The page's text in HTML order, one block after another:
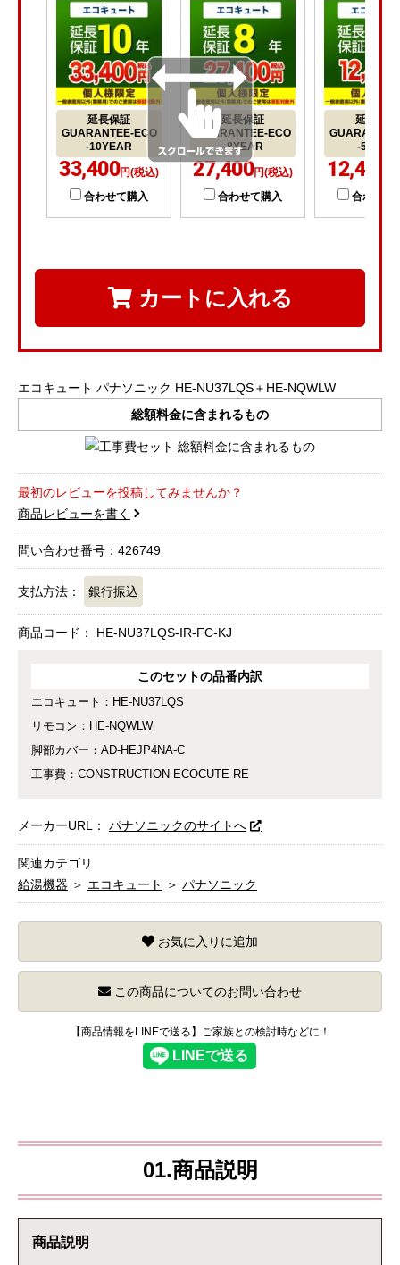
延長保証
GUARANTEE-ECO
-10YEAR
33,400円(税込)
合わせて購入
延長保証
GUARANTEE-ECO
-8YEAR
27,400円(税込)
合わせて購入
延長保証
-5YEAR
12,400
合わせて
カートに入れる
エコキュート パナソニック HE-NU37LQS＋HE-NQWLW
総額料金に含まれるもの
最初のレビューを投稿してみませんか？
商品レビューを書く
問い合わせ番号：426749
支払方法： 銀行振込
商品コード： HE-NU37LQS-IR-FC-KJ
このセットの品番内訳
エコキュート：HE-NU37LQS
リモコン：HE-NQWLW
脚部カバー：AD-HEJP4NA-C
工事費：CONSTRUCTION-ECOCUTE-RE
メーカーURL： パナソニックのサイトへ
関連カテゴリ
給湯機器 ＞ エコキュート ＞ パナソニック
お気に入りに追加
この商品についてのお問い合わせ
【商品情報をLINEで送る】ご家族との検討時などに！
01.商品説明
商品説明